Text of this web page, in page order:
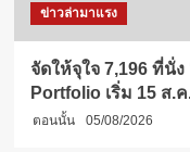
ข่าวล่ามาแรง
จัดให้จุใจ 7,196 ที่นั่
Portfolio เริ่ม 15 ส.
ตอนนั้น 05/08/2026